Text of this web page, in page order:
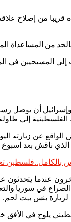
قريبا من إصلاح
من المساعداة
المسيحيين في
أن يوصل
إلي
ناقش بعد
بالكامل..فلسطين
عندما يتحدثون عن
في سوريا
بنس بيت لحم.
يلوح في الأفق